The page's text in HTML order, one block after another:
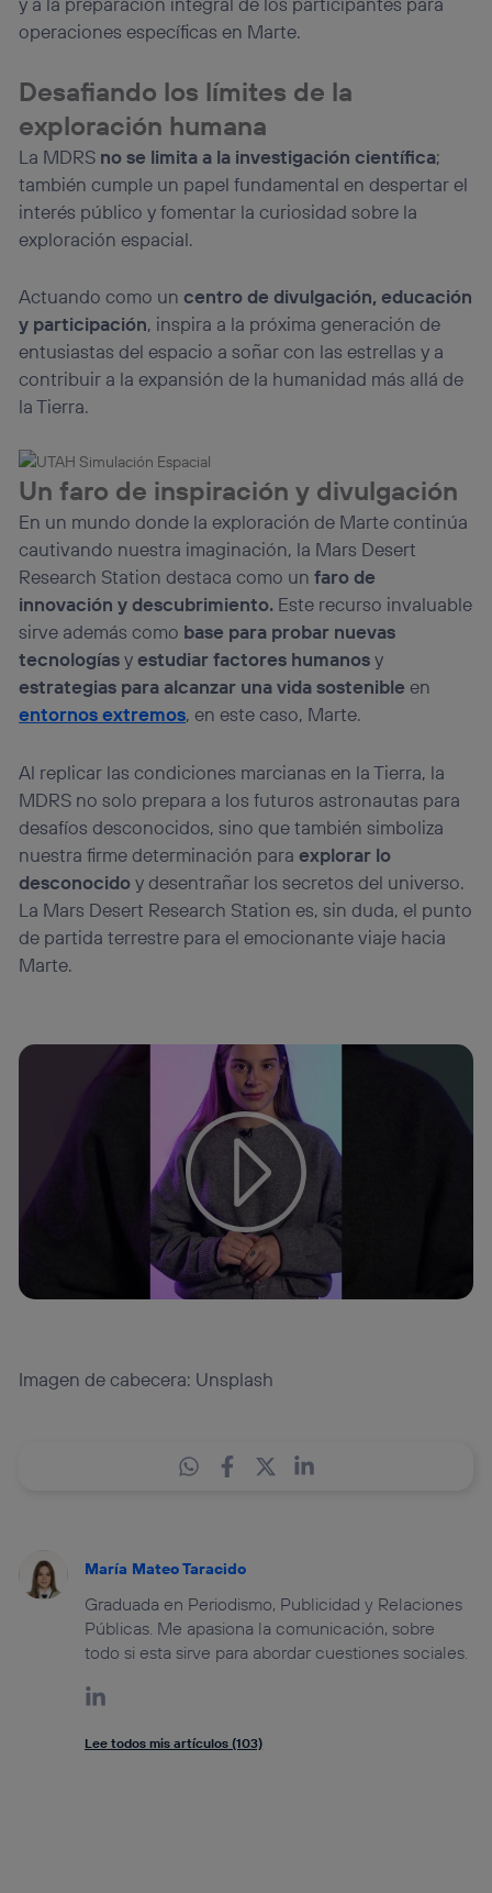
operaciones específicas en Marte.
Desafiando los límites de la
exploración humana
La MDRS no se limita a la investigación científica;
también cumple un papel fundamental en despertar el
interés público y fomentar la curiosidad sobre la
exploración espacial.
Actuando como uncentro de divulgación, educación
y participación, inspira a la próxima generación de
entusiastas del espacio a soñar con las estrellas y a
contribuir a la expansión de la humanidad más allá de
la Tierra.
Un faro de inspiración y divulgación
En un mundo donde la exploración de Marte continúa
cautivando nuestra imaginación, la Mars Desert
Research Station destaca como unfaro de
innovación y descubrimiento. Este recurso invaluable
sirve además como base para probar nuevas
tecnologíasyestudiar factores humanosy
estrategias para alcanzar una vida sostenible en
entornos extremos, en este caso, Marte.
Al replicar las condiciones marcianas en la Tierra, la
MDRS no solo prepara a los futuros astronautas para
desafíos desconocidos, sino que también simboliza
nuestra firme determinación paraexplorar lo
desconocidoy desentrañar los secretos del universo.
La Mars Desert Research Station es, sin duda, el punto
de partida terrestre para el emocionante viaje hacia
Marte.
Imagen de cabecera: Unsplash
María Mateo Taracido
Graduada en Periodismo, Publicidad y Relaciones
Públicas. Me apasiona la comunicación, sobre
todo si esta sirve para abordar cuestiones sociales.
Lee todos mis artículos (103)